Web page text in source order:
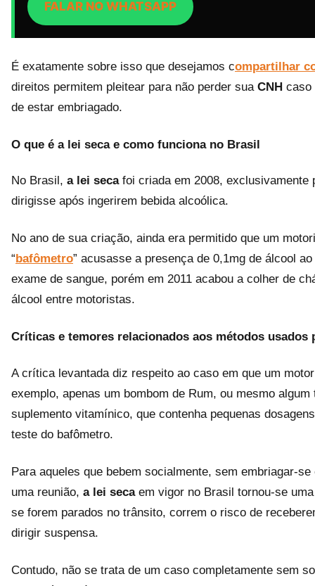
FALAR NO WHATSAPP
É exatamente sobre isso que desejamos compartilhar
direitos permitem pleitear para não perder sua CNH caso
de estar embriagado.
O que é a lei seca e como funciona no Brasil
No Brasil, a lei secafoi criada em 2008, exclusivamente
dirigisse após ingerirem bebida alcoólica.
No ano de sua criação, ainda era permitido que um
“ bafômetro” acusasse a presença de 0,1mg de álcool
exame de sangue, porém em 2011 acabou a colher de
álcool entre motoristas.
Críticas e temores relacionados aos métodos usados
A crítica levantada diz respeito ao caso em que um
exemplo, apenas um bombom de Rum, ou mesmo
suplemento vitamínico, que contenha pequenas
teste do bafômetro.
Para aqueles que bebem socialmente, sem embriagar-
uma reunião, a lei secaem vigor no Brasil tornou-se
se forem parados no trânsito, correm o risco de
dirigir suspensa.
Contudo, não se trata de um caso completamente sem